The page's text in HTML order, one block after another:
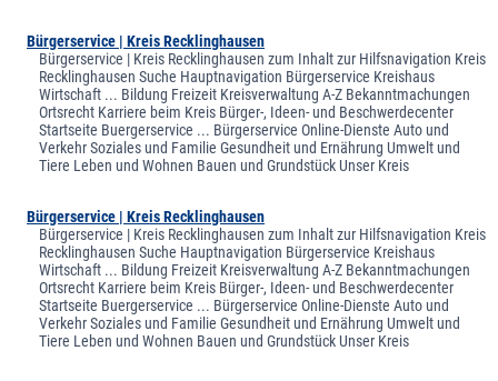
Bürgerservice | Kreis Recklinghausen
Bürgerservice | Kreis Recklinghausen zum Inhalt zur Hilfsnavigation Kreis
Recklinghausen Suche Hauptnavigation Bürgerservice Kreishaus
Wirtschaft ... Bildung Freizeit Kreisverwaltung A-Z Bekanntmachungen
Ortsrecht Karriere beim Kreis Bürger-, Ideen- und Beschwerdecenter
Startseite Buergerservice ... Bürgerservice Online-Dienste Auto und
Verkehr Soziales und Familie Gesundheit und Ernährung Umwelt und
Tiere Leben und Wohnen Bauen und Grundstück Unser Kreis
Bürgerservice | Kreis Recklinghausen
Bürgerservice | Kreis Recklinghausen zum Inhalt zur Hilfsnavigation Kreis
Recklinghausen Suche Hauptnavigation Bürgerservice Kreishaus
Wirtschaft ... Bildung Freizeit Kreisverwaltung A-Z Bekanntmachungen
Ortsrecht Karriere beim Kreis Bürger-, Ideen- und Beschwerdecenter
Startseite Buergerservice ... Bürgerservice Online-Dienste Auto und
Verkehr Soziales und Familie Gesundheit und Ernährung Umwelt und
Tiere Leben und Wohnen Bauen und Grundstück Unser Kreis